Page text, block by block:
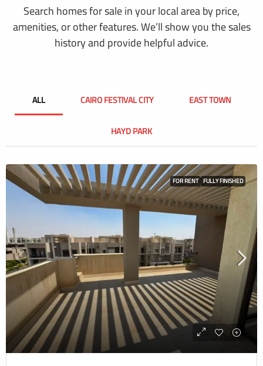
Search homes for sale in your local area by price,
amenities, or other features. We’ll show you the sales
history and provide helpful advice.
ALL CAIRO FESTIVAL CITY EAST TOWN
HAYD PARK
FOR RENT FULLY FINISHED